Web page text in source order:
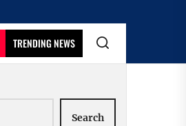
TRENDING NEWS
Search